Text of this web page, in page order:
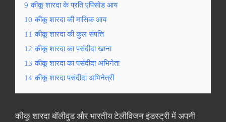
9 कीकू शारदा के प्रति एपिसोड आय
10 कीकू शारदा की मासिक आय
11 कीकू शारदा की कुल संपत्ति
12 कीकू शारदा का पसंदीदा खाना
13 कीकू शारदा का पसंदीदा अभिनेता
14 कीकू शारदा पसंदीदा अभिनेत्री
कीकू शारदा बॉलीवुड और भारतीय टेलीविजन इंडस्ट्री में अपनी